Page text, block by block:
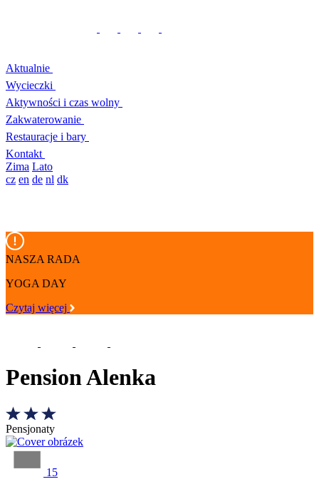
Aktualnie
Wycieczki
Aktywności i czas wolny
Zakwaterowanie
Restauracje i bary
Kontakt
Zima Lato
cz en de nl dk
NASZA RADA
YOGA DAY
Czytaj więcej
Pension Alenka
Pensjonaty
15